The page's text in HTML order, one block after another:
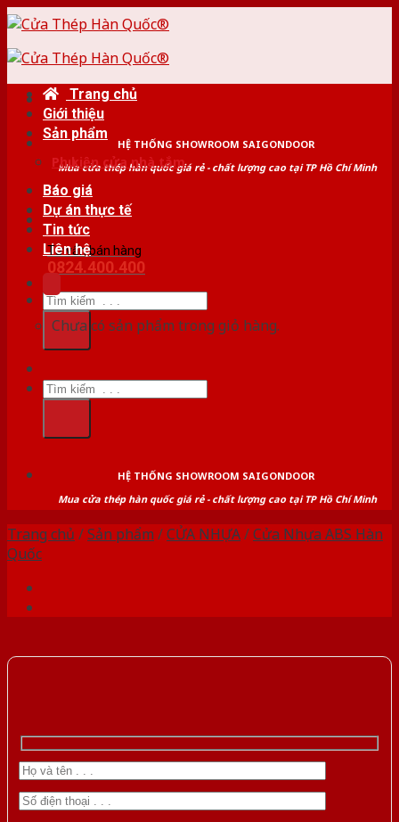
Skip
content
HỆ THỐNG SHOWROOM SAIGONDOOR
Mua cửa thép hàn quốc giá rẻ - chất lượng cao tại TP Hồ Chí Minh
Tư vấn bán hàng
0824.400.400
Tìm
kiếm:
Trang chủ
Giới thiệu
Sản phẩm
Phụ kiện cửa nhà tắm
Báo giá
Dự án thực tế
Tin tức
Liên hệ
Chưa có sản phẩm trong giỏ hàng.
Tìm
kiếm:
HỆ THỐNG SHOWROOM SAIGONDOOR
Mua cửa thép hàn quốc giá rẻ - chất lượng cao tại TP Hồ Chí Minh
Trang chủ /Sản phẩm /CỬA NHỰA/Cửa Nhựa ABS Hàn
Quốc